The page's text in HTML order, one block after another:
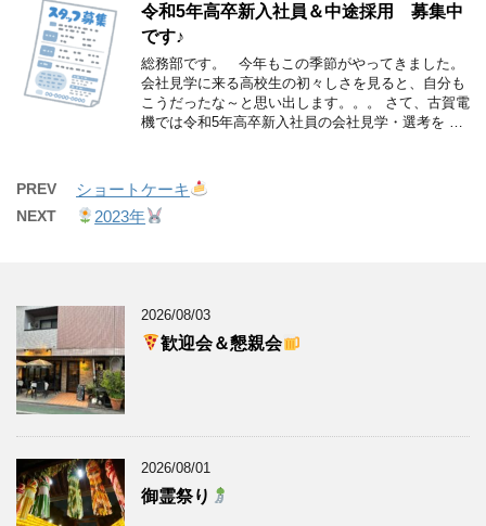
令和5年高卒新入社員＆中途採用 募集中
です♪
総務部です。 今年もこの季節がやってきました。
会社見学に来る高校生の初々しさを見ると、自分も
こうだったな～と思い出します。。。 さて、古賀電
機では令和5年高卒新入社員の会社見学・選考を …
PREV ショートケーキ
NEXT 2023年
2026/08/03
歓迎会＆懇親会
2026/08/01
御霊祭り